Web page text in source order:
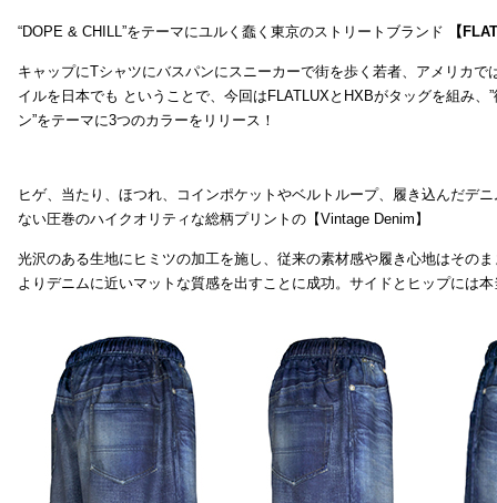
“DOPE & CHILL”をテーマにユルく蠢く東京のストリートブランド 【
キャップにTシャツにバスパンにスニーカーで街を歩く若者、アメリカで
イルを日本でも ということで、今回はFLATLUXとHXBがタッグを組み、
ン”をテーマに3つのカラーをリリース！
ヒゲ、当たり、ほつれ、コインポケットやベルトループ、履き込んだデ
ない圧巻のハイクオリティな総柄プリントの【Vintage Denim】
光沢のある生地にヒミツの加工を施し、従来の素材感や履き心地はそのま
よりデニムに近いマットな質感を出すことに成功。サイドとヒップには